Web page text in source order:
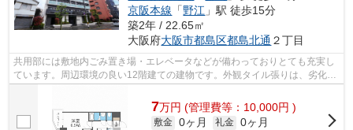
京阪本線 「野江 」駅 徒歩15分
築2年 / 22.65㎡
大阪府大阪市都島区都島北通 ２丁目
共用部には敷地内ごみ置き場・エレベータなどが備わっておりとても充実し
ています。周辺環境の良い12階建ての建物です。外観タイル張りは、劣化が
少なくいつまも美しい外観を保ちます...
7万円 (管理費等：10,000円 )
敷金 0ヶ月 礼金 0ヶ月